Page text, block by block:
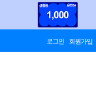
로그인 회원가입